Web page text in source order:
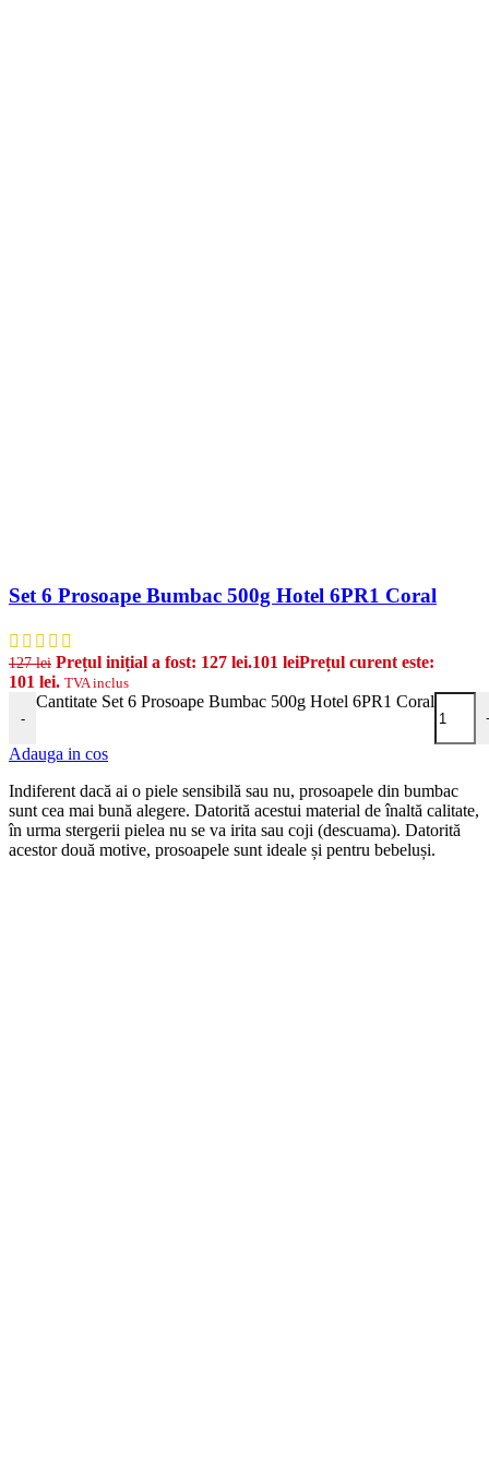
Set 6 Prosoape Bumbac 500g Hotel 6PR1 Coral
127lei Prețul inițial a fost: 127 lei.101 leiPrețul curent este:
101 lei. TVA inclus
-
Cantitate Set 6 Prosoape Bumbac 500g Hotel 6PR1 Coral
Adauga in cos
Indiferent dacă ai o piele sensibilă sau nu, prosoapele din bumbac
sunt cea mai bună alegere. Datorită acestui material de înaltă calitate,
în urma stergerii pielea nu se va irita sau coji (descuama). Datorită
acestor două motive, prosoapele sunt ideale și pentru bebeluși.